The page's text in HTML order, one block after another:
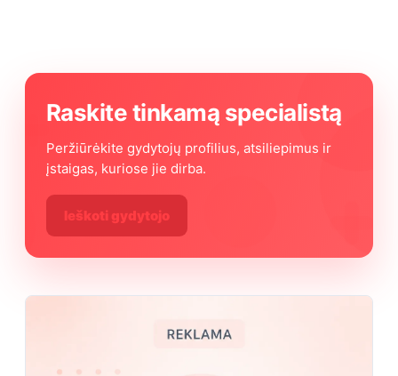
Raskite tinkamą specialistą
Peržiūrėkite gydytojų profilius, atsiliepimus ir
įstaigas, kuriose jie dirba.
Ieškoti gydytojo